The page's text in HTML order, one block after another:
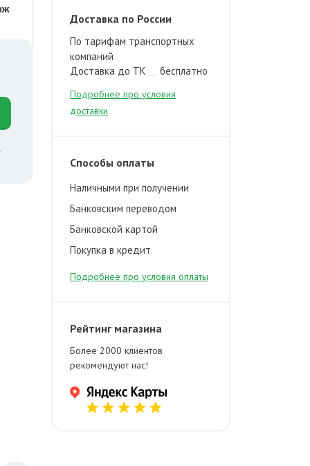
Доставка по России
По тарифам транспортных
компаний
Доставка до ТК
бесплатно
Подробнее про условия
доставки
Способы оплаты
Наличными при получении
Банковским переводом
Банковской картой
Покупка в кредит
Подробнее про условия оплаты
Рейтинг магазина
Более 2000 клиентов
рекомендуют нас!